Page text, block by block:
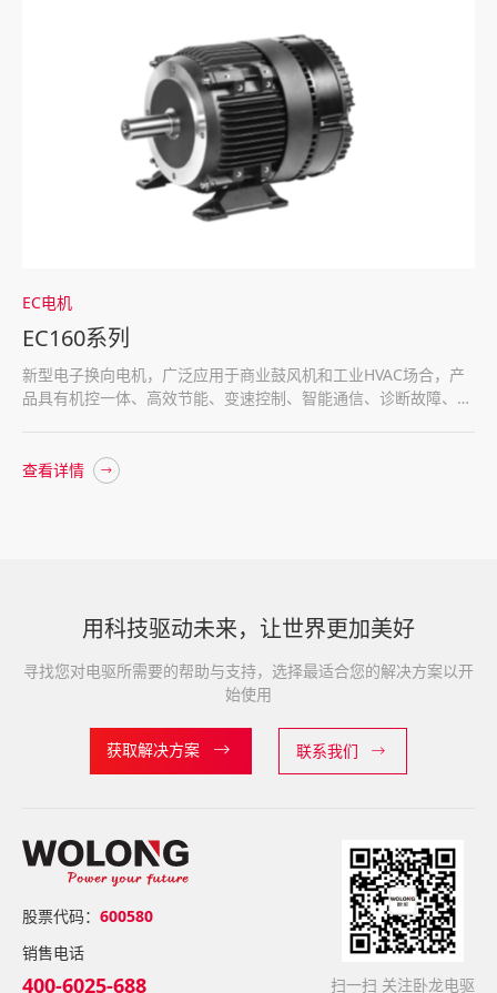
EC电机
EC160系列
新型电子换向电机，广泛应用于商业鼓风机和工业HVAC场合，产
品具有机控一体、高效节能、变速控制、智能通信、诊断故障、安
查看详情
用科技驱动未来，让世界更加美好
寻找您对电驱所需要的帮助与支持，选择最适合您的解决方案以开
始使用
获取解决方案 联系我们
股票代码： 600580
销售电话
400-6025-688 扫一扫 关注卧龙电驱